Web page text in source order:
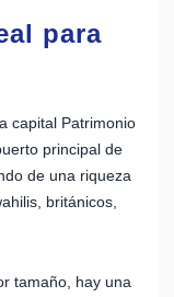
para
capital Patrimonio
principal de
de una riqueza
británicos,
tamaño, hay una